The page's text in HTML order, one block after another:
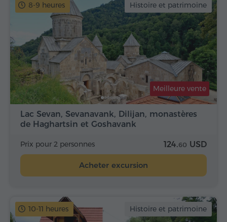
8-9 heures Histoire et patrimoine
Lac Sevan, Sevanavank, Dilijan, monastères
de Haghartsin et Goshavank
Meilleure vente
Prix pour 2 personnes 124.60 USD
Acheter excursion
10-11 heures Histoire et patrimoine